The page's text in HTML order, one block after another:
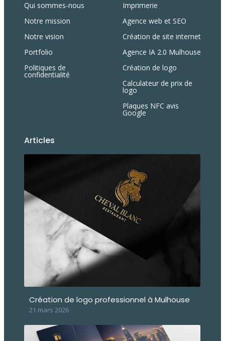
Qui sommes-nous
Notre mission
Notre vision
Portfolio
Politiques de
confidentialité
Imprimerie
Agence web et SEO
Création de site internet
Agence IA 2.0 Mulhouse
Création de logo
Calculateur de prix de
logo
Plaques NFC avis
Google
Articles
Création de logo professionnel à Mulhouse
21 mars 2026